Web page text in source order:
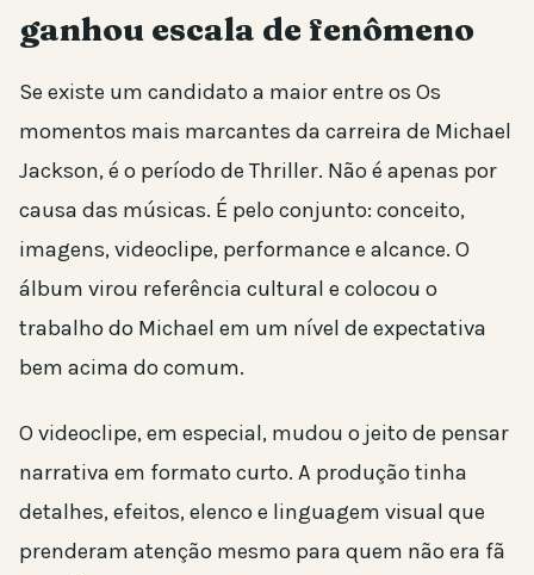
ganhou escala de fenômeno
Se existe um candidato a maior entre os Os
momentos mais marcantes da carreira de Michael
Jackson, é o período de Thriller. Não é apenas por
causa das músicas. É pelo conjunto: conceito,
imagens, videoclipe, performance e alcance. O
álbum virou referência cultural e colocou o
trabalho do Michael em um nível de expectativa
bem acima do comum.
O videoclipe, em especial, mudou o jeito de pensar
narrativa em formato curto. A produção tinha
detalhes, efeitos, elenco e linguagem visual que
prenderam atenção mesmo para quem não era fã